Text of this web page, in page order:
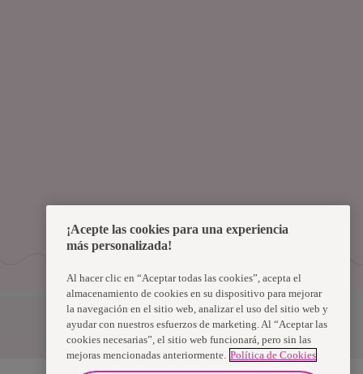
Uruguay
¡Acepte las cookies para una experiencia
más personalizada!
Al hacer clic en “Aceptar todas las cookies”, acepta el
almacenamiento de cookies en su dispositivo para mejorar
la navegación en el sitio web, analizar el uso del sitio web y
ayudar con nuestros esfuerzos de marketing. Al “Aceptar las
cookies necesarias”, el sitio web funcionará, pero sin las
mejoras mencionadas anteriormente. Política de Cookies